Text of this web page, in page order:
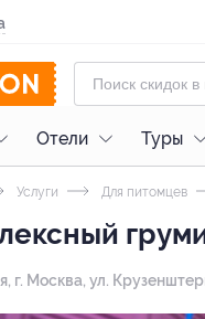
Отели Туры
Услуги Для питомцев
г. Москва, ул.